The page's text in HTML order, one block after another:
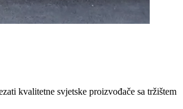
kvalitetne svjetske proizvođače sa tržištem